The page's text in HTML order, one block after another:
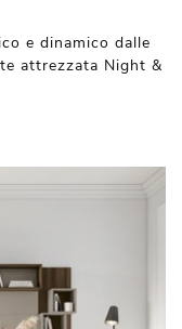
e dinamico dalle
attrezzata Night &